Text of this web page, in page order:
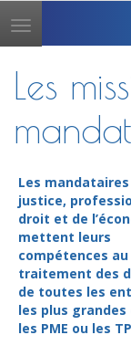
Toggle
navigation
Les
Les mandataires
justice,
droit et de
mettent leurs
compétences
traitement des
de toutes les
les plus grandes
les PME ou les